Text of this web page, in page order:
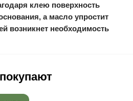
клею поверхность
а масло упростит
возникнет необходимость
покупают